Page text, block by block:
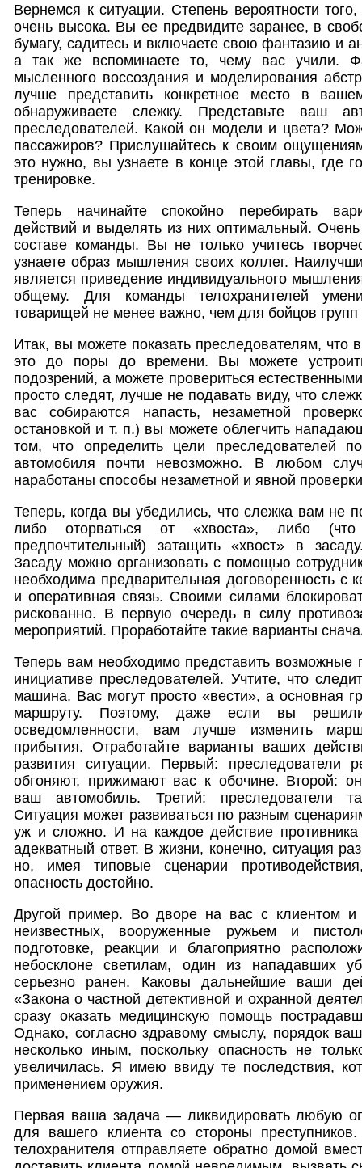
Вернемся к ситуации. Степень вероятности
очень высока. Вы ее предвидите заранее, в
бумагу, садитесь и включаете свою фантазию и
а так же вспоминаете то, чему вас учили.
мысленного воссоздания и моделирования
лучше представить конкретное место в
обнаруживаете слежку. Представьте ваш
преследователей. Какой он модели и цвета?
пассажиров? Прислушайтесь к своим
это нужно, вы узнаете в конце этой главы, где
тренировке.
Теперь начинайте спокойно перебирать
действий и выделять из них оптимальный. Очень
составе команды. Вы не только учитесь
узнаете образ мышления своих коллег.
является приведение индивидуального
общему. Для команды телохранителей
товарищей не менее важно, чем для бойцов групп
Итак, вы можете показать преследователям, что
это до поры до времени. Вы можете
подозрений, а можете провериться
просто следят, лучше не подавать виду, что
вас собираются напасть, незаметной
остановкой и т. п.) вы можете облегчить
том, что определить цели преследователей
автомобиля почти невозможно. В любом
наработаны способы незаметной и явной
Теперь, когда вы убедились, что слежка вам не
либо оторваться от «хвоста», либо
предпочтительный) затащить «хвост» в
Засаду можно организовать с помощью
необходима предварительная договоренность с
и оперативная связь. Своими силами
рискованно. В первую очередь в силу
мероприятий. Проработайте такие варианты
Теперь вам необходимо представить возможные
инициативе преследователей. Учтите, что
машина. Вас могут просто «вести», а основная
маршруту. Поэтому, даже если вы
осведомленности, вам лучше изменить
прибытия. Отработайте варианты ваших
развития ситуации. Первый: преследователи
обгоняют, прижимают вас к обочине. Второй:
ваш автомобиль. Третий: преследователи
Ситуация может развиваться по разным
уж и сложно. И на каждое действие
адекватный ответ. В жизни, конечно, ситуация
но, имея типовые сценарии
опасность достойно.
Другой пример. Во дворе на вас с клиентом и
неизвестных, вооруженные ружьем и
подготовке, реакции и благоприятно
небосклоне светилам, один из нападавших
серьезно ранен. Каковы дальнейшие ваши
«Закона о частной детективной и охранной
сразу оказать медицинскую помощь
Однако, согласно здравому смыслу, порядок
несколько иным, поскольку опасность не
увеличилась. Я имею ввиду те последствия,
применением оружия.
Первая ваша задача — ликвидировать любую
для вашего клиента со стороны
телохранителя отправляете обратно домой